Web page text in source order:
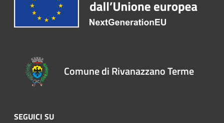
Comune di Rivanazzano Terme
SEGUICI SU